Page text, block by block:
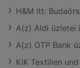
H&M itt:
A(z) Aldi üzletei
A(z) OTP Bank
KiK Textilien